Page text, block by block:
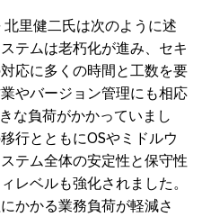
北里健二氏は次のように述
テムは老朽化が進み、セキ
応に多くの時間と工数を要
やバージョン管理にも相応
な負荷がかかっていまし
行とともにOSやミドルウ
テム全体の安定性と保守性
レベルも強化されました。
かかる業務負荷が軽減さ